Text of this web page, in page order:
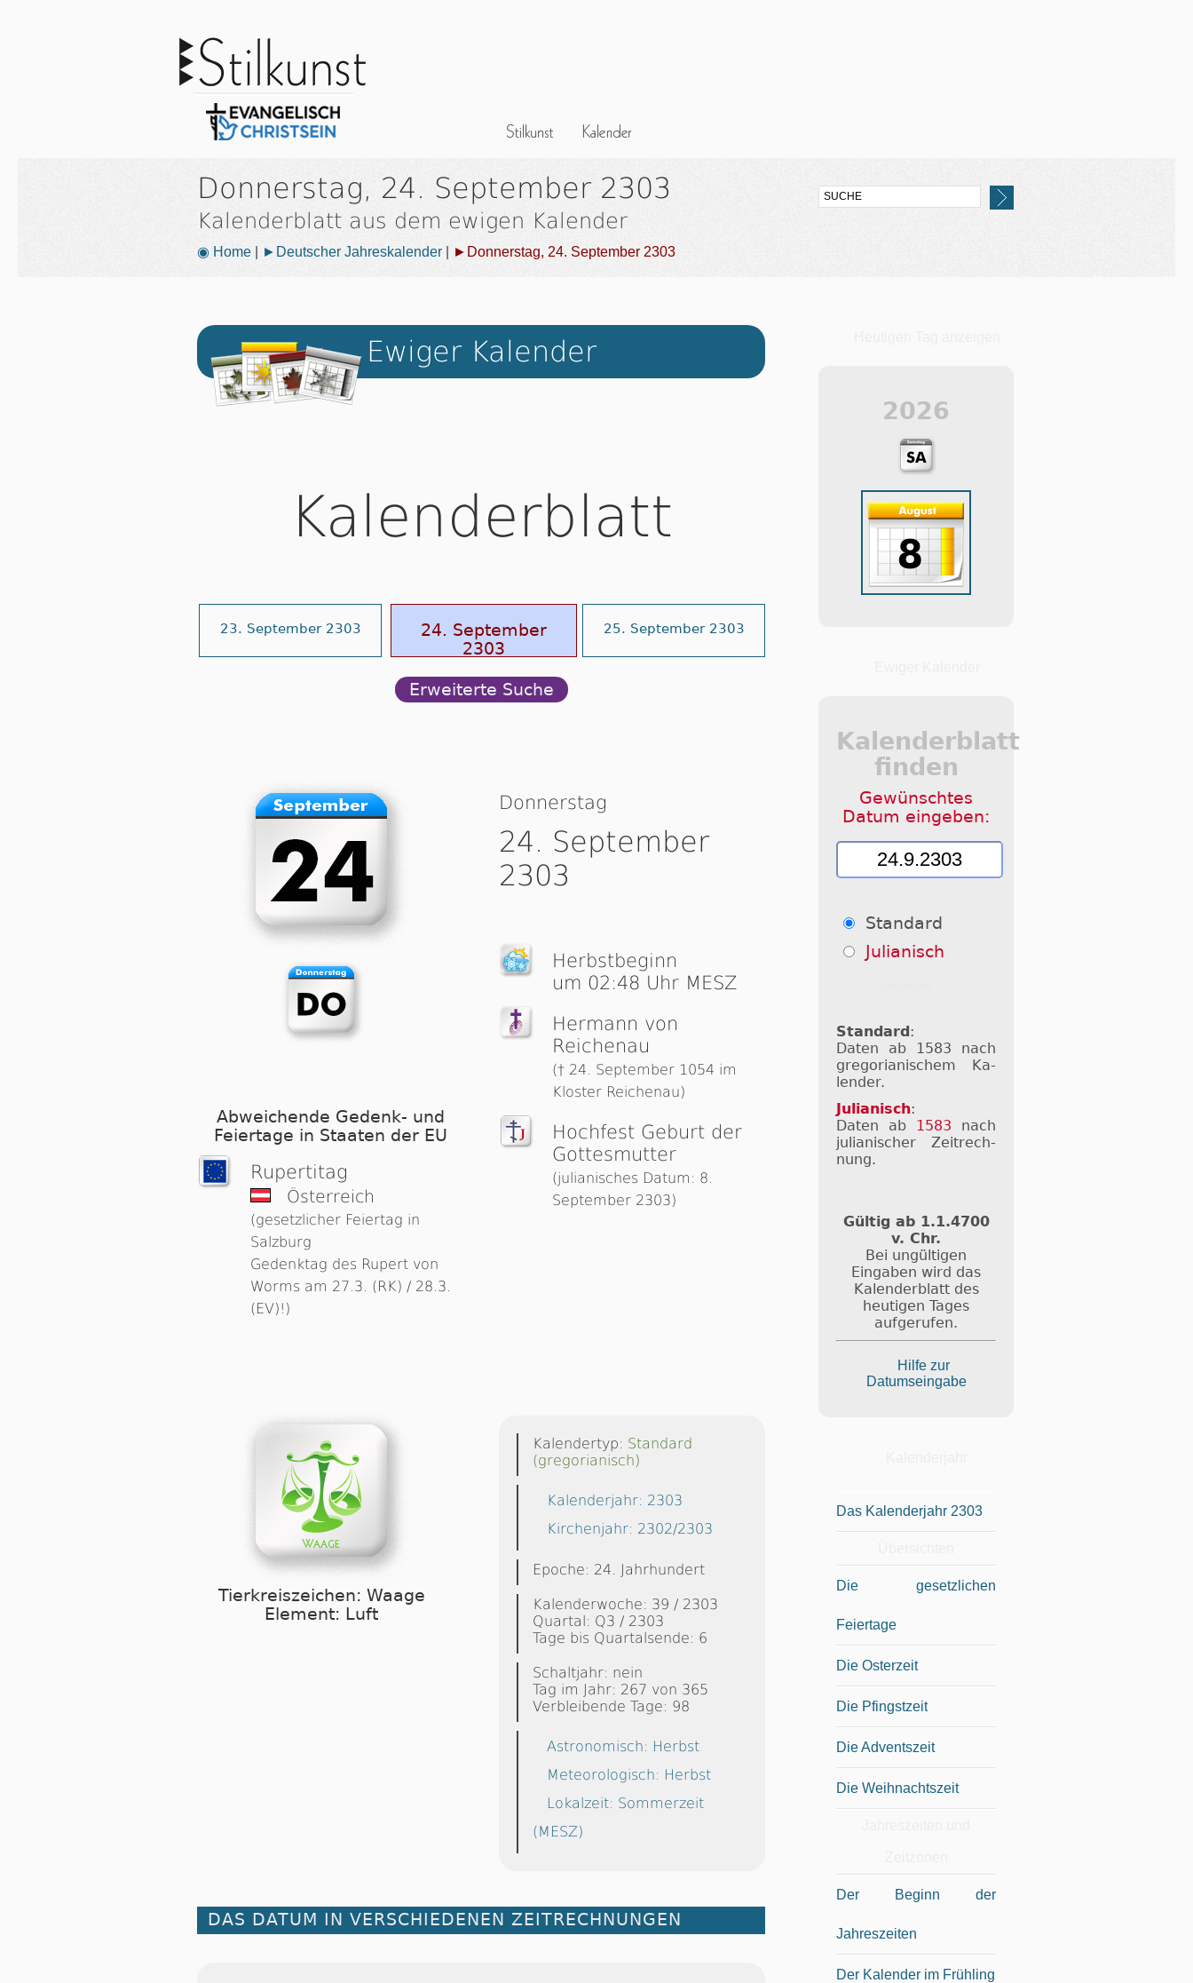
Donnerstag, 24. September 2303
Kalenderblatt aus dem ewigen Kalender
◉ Home ►Deutscher Jahreskalender ►Donnerstag, 24. September 2303
Ewiger Kalender
Kalenderblatt
23. September 2303
24. September
2303
25. September 2303
Erweiterte Suche
Abweichende Gedenk- und
Feiertage in Staaten der EU
Rupertitag
Österreich
(gesetzlicher Feiertag in
Salzburg
Gedenktag des Rupert von
Worms am 27.3. (RK) / 28.3.
(EV)!)
Donnerstag
24. September
2303
Herbst­be­ginn
um 02:48 Uhr MESZ
Hermann von
Reichenau
(† 24. September 1054 im
Kloster Reichenau)
Hochfest Geburt der
Gottesmutter
(julianisches Datum: 8.
September 2303)
Tierkreiszeichen: Waage
Element: Luft
Kalendertyp: Standard
(gregorianisch)
Kalenderjahr: 2303
Kirchenjahr: 2302/2303
Epoche: 24. Jahrhundert
Kalenderwoche: 39 / 2303
Quartal: Q3 / 2303
Tage bis Quartalsende: 6
Schaltjahr: nein
Tag im Jahr: 267 von 365
Verbleibende Tage: 98
Astronomisch: Herbst
Meteorologisch: Herbst
Lokalzeit: Sommerzeit
(MESZ)
DAS DATUM IN VERSCHIEDENEN ZEITRECHNUNGEN
2026
Kalenderblatt
finden
Gewünschtes
Datum eingeben:
Standard
Julianisch
Standard :
Daten ab 1583 nach
gre­go­ri­a­ni­schem Ka­
len­der.
Julianisch:
Daten ab 1583 nach
ju­li­a­ni­scher Zeit­rech­
nung.
Gültig ab 1.1.4700
v. Chr.
Bei ungültigen
Eingaben wird das
Kalenderblatt des
heutigen Tages
aufgerufen.
Hilfe zur
Datumseingabe
Das Kalenderjahr 2303
Die gesetzlichen
Feiertage
Die Osterzeit
Die Pfingstzeit
Die Adventszeit
Die Weihnachtszeit
Der Beginn der
Jahreszeiten
Der Kalender im Frühling